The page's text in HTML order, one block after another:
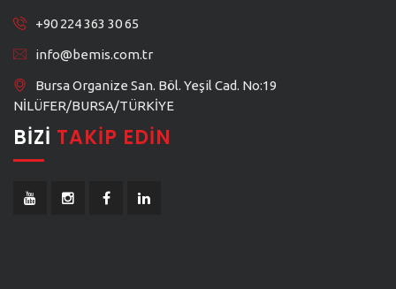
+90 224 363 30 65
info@bemis.com.tr
Bursa Organize San. Böl. Yeşil Cad. No:19
NİLÜFER/BURSA/TÜRKİYE
BIZI TAKIP EDIN